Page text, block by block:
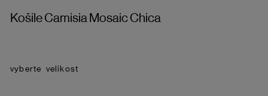
Košile Camisia Mosaic Chica
velikost